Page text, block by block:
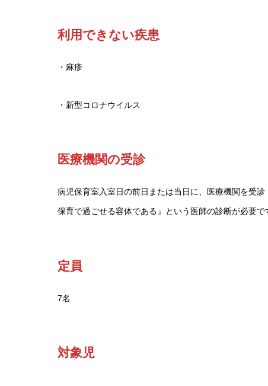
利用できない疾患
・麻疹
・新型コロナウイルス
医療機関の受診
病児保育室入室日の前日または当日に、医療機関を受
保育で過ごせる容体である』という医師の診断が必要で
定員
7名
対象児